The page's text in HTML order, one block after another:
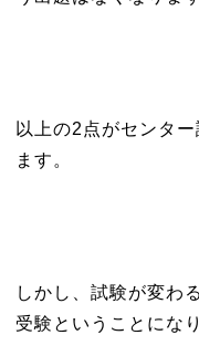
以上の2点がセンタ
ます。
しかし、試験が変わ
受験ということにな